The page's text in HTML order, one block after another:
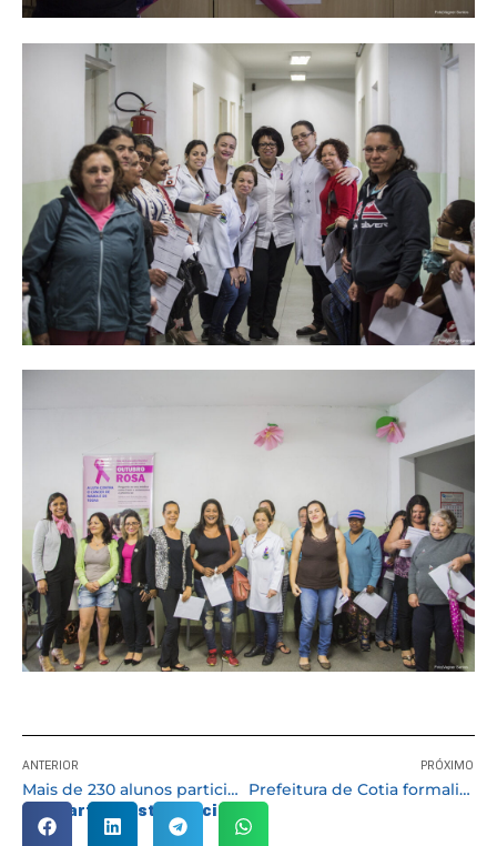
ANTERIOR
Mais de 230 alunos participam de Festival de Judô em Cotia
PRÓXIMO
Prefeitura de Cotia formaliza bolsão residencial Jardim Algarve
Compartilhe esta notícia: